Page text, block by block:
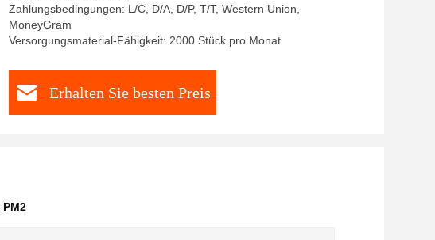
Zahlungsbedingungen: L/C, D/A, D/P, T/T, Western Union,
MoneyGram
Versorgungsmaterial-Fähigkeit: 2000 Stück pro Monat
Erhalten Sie besten Preis
PM2